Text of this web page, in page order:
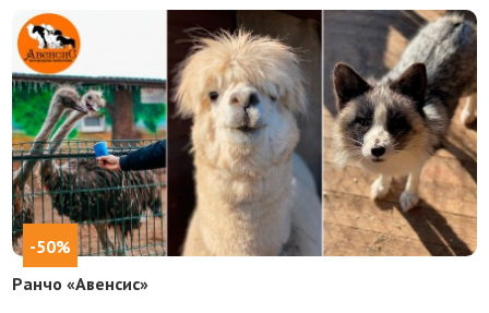
-50%
Ранчо «Авенсис»